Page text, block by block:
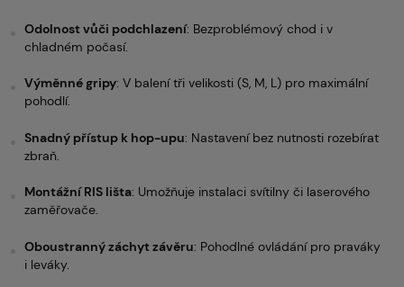
Odolnost vůči podchlazení: Bezproblémový chod i v
chladném počasí.
Výměnné gripy: V balení tři velikosti (S, M, L) pro maximální
pohodlí.
Snadný přístup k hop-upu: Nastavení bez nutnosti rozebírat
zbraň.
Montážní RIS lišta: Umožňuje instalaci svítilny či laserového
zaměřovače.
Oboustranný záchyt závěru: Pohodlné ovládání pro praváky
i leváky.